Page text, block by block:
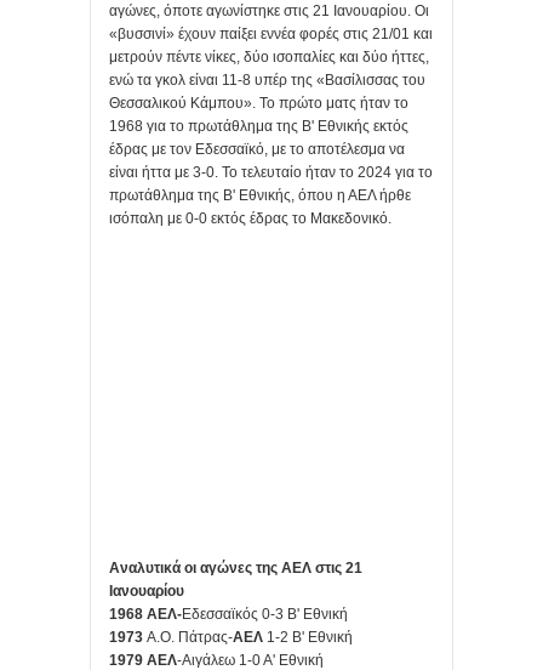
αγώνες, όποτε αγωνίστηκε στις 21 Ιανουαρίου. Οι
«βυσσινί» έχουν παίξει εννέα φορές στις 21/01 και
μετρούν πέντε νίκες, δύο ισοπαλίες και δύο ήττες,
ενώ τα γκολ είναι 11-8 υπέρ της «Βασίλισσας του
Θεσσαλικού Κάμπου». Το πρώτο ματς ήταν το
1968 για το πρωτάθλημα της Β' Εθνικής εκτός
έδρας με τον Εδεσσαϊκό, με το αποτέλεσμα να
είναι ήττα με 3-0. Το τελευταίο ήταν το 2024 για το
πρωτάθλημα της Β' Εθνικής, όπου η ΑΕΛ ήρθε
ισόπαλη με 0-0 εκτός έδρας το Μακεδονικό.
Αναλυτικά οι αγώνες της ΑΕΛ στις 21
Ιανουαρίου
1968 ΑΕΛ-Εδεσσαϊκός 0-3 Β' Εθνική
1973 Α.Ο. Πάτρας-ΑΕΛ 1-2 Β' Εθνική
1979 ΑΕΛ-Αιγάλεω 1-0 Α' Εθνική